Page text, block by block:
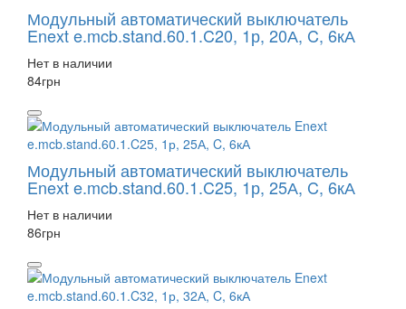
Модульный автоматический выключатель
Enext e.mcb.stand.60.1.C20, 1р, 20А, C, 6кА
Нет в наличии
84грн
Модульный автоматический выключатель
Enext e.mcb.stand.60.1.C25, 1р, 25А, C, 6кА
Нет в наличии
86грн